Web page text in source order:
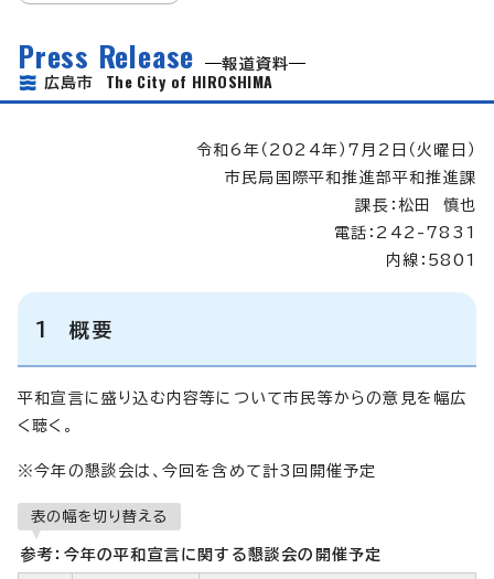
Press Release
報道資料
広島市 The City of HIROSHIMA
令和6年（2024年）7月2日（火曜日）
市民局国際平和推進部平和推進課
課長：松田 慎也
電話：242-7831
内線：5801
1 概要
平和宣言に盛り込む内容等について市民等からの意見を幅広
く聴く。
※今年の懇談会は、今回を含めて計3回開催予定
表の幅を切り替える
参考：今年の平和宣言に関する懇談会の開催予定